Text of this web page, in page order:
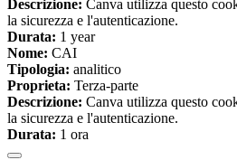
Descrizione: Canva utilizza questo
la sicurezza e l'autenticazione.
Durata: 1 year
Nome: CAI
Tipologia: analitico
Proprieta: Terza-parte
Descrizione: Canva utilizza questo
la sicurezza e l'autenticazione.
Durata: 1 ora